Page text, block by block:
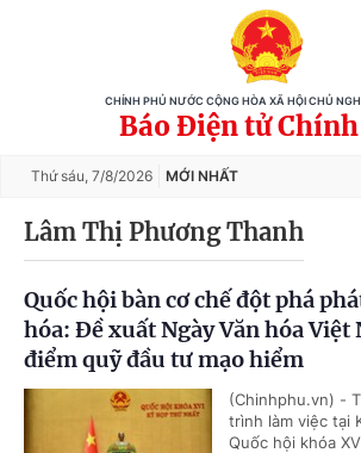
CHÍNH PHỦ NƯỚC CỘNG HÒA XÃ HỘI CHỦ
Báo Điện tử
Thứ sáu, 7/8/2026 MỚI NHẤT
Lâm Thị Phương Thanh
Quốc hội bàn cơ chế đột phá
hóa: Đề xuất Ngày Văn hóa Việt
điểm quỹ đầu tư mạo hiểm
(Chinhphu.vn) -
trình làm việc tại
Quốc hội khóa